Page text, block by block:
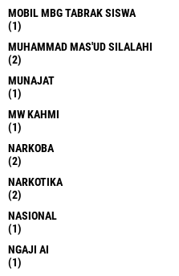
MOBIL MBG TABRAK SISWA
(1)
MUHAMMAD MAS'UD SILALAHI
(2)
MUNAJAT
(1)
MW KAHMI
(1)
NARKOBA
(2)
NARKOTIKA
(2)
NASIONAL
(1)
NGAJI AI
(1)